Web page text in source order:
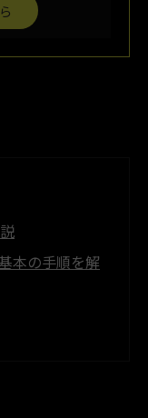
本の手順を解
ステップとは